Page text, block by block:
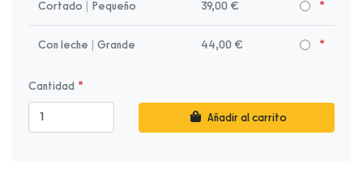
Cortado Pequeño 39,00 €
Con leche Grande 44,00 €
Cantidad
Añadir al carrito